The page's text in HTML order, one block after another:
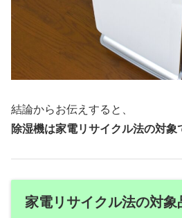
結論からお伝えすると、
除湿機は家電リサイクル法の対象
家電リサイクル法の対象